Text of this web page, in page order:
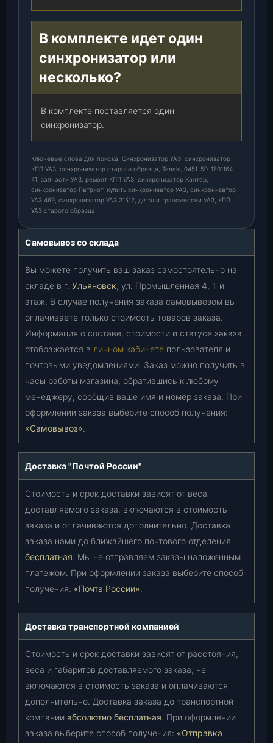
В комплекте идет один
синхронизатор или
несколько?
В комплекте поставляется один
синхронизатор.
Ключевые слова для поиска: Синхронизатор УАЗ, синхронизатор
КПП УАЗ, синхронизатор старого образца, Tanaki, 0451-50-1701164-
41, запчасти УАЗ, ремонт КПП УАЗ, синхронизатор Хантер,
синхронизатор Патриот, купить синхронизатор УАЗ, синхронизатор
УАЗ 469, синхронизатор УАЗ 31512, детали трансмиссии УАЗ, КПП
УАЗ старого образца.
Самовывоз со склада
Вы можете получить ваш заказ самостоятельно на
складе в г. Ульяновск, ул. Промышленная 4, 1-й
этаж. В случае получения заказа самовывозом вы
оплачиваете только стоимость товаров заказа.
Информация о составе, стоимости и статусе заказа
отображается в личном кабинете пользователя и
почтовыми уведомлениями. Заказ можно получить в
часы работы магазина, обратившись к любому
менеджеру, сообщив ваше имя и номер заказа. При
оформлении заказа выберите способ получения:
«Самовывоз».
Доставка "Почтой России"
Стоимость и срок доставки зависят от веса
доставляемого заказа, включаются в стоимость
заказа и оплачиваются дополнительно. Доставка
заказа нами до ближайшего почтового отделения
бесплатная. Мы не отправляем заказы наложенным
платежом. При оформлении заказа выберите способ
получения: «Почта России».
Доставка транспортной компанией
Стоимость и срок доставки зависят от расстояния,
веса и габаритов доставляемого заказа, не
включаются в стоимость заказа и оплачиваются
дополнительно. Доставка заказа до транспортной
компании абсолютно бесплатная. При оформлении
заказа выберите способ получения: «Отправка